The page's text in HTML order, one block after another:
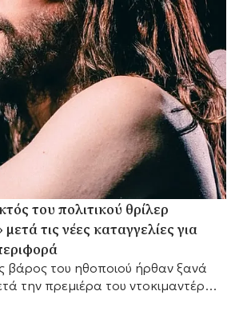
του πολιτικού θρίλερ
τις νέες καταγγελίες για
βάρος του ηθοποιού ήρθαν ξανά
την πρεμιέρα του ντοκιμαντέρ